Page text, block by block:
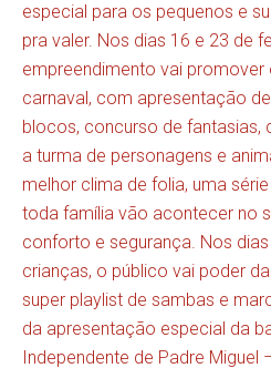
especial para os pequenos e
pra valer. Nos dias 16 e 23 de
empreendimento vai promover
carnaval, com apresentação
blocos, concurso de fantasias,
a turma de personagens e
melhor clima de folia, uma
toda família vão acontecer no
conforto e segurança. Nos
crianças, o público vai poder
super playlist de sambas e
da apresentação especial da
Independente de Padre Miguel